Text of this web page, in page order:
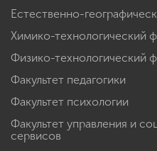
Естественно-
Химико-технологический
Физико-технологический
Факультет педагогики
Факультет психологии
Факультет управления и
сервисов